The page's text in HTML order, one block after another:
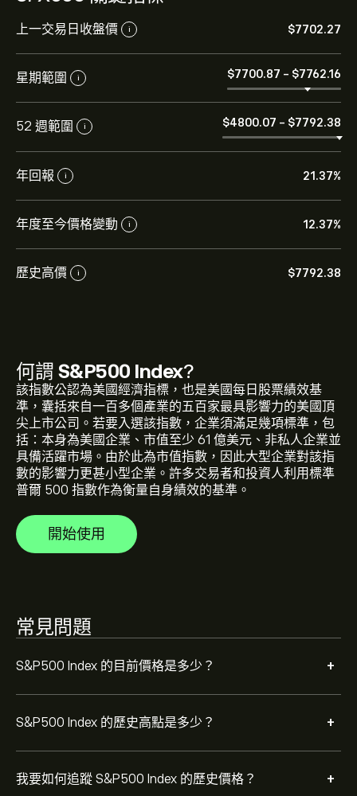
上一交易日收盤價 i ‎$‎7702.27
星期範圍 i ‎$‎7700.87 - ‎$‎7762.16
52 週範圍 i ‎$‎4800.07 - ‎$‎7792.38
年回報 i 21.37%
年度至今價格變動 i 12.37%
歷史高價 i ‎$‎7792.38
何謂 S&P500 Index?
該指數公認為美國經濟指標，也是美國每日股票績效基
準，囊括來自一百多個產業的五百家最具影響力的美國頂
尖上市公司。若要入選該指數，企業須滿足幾項標準，包
括：本身為美國企業、市值至少 61 億美元、非私人企業並
具備活躍市場。由於此為市值指數，因此大型企業對該指
數的影響力更甚小型企業。許多交易者和投資人利用標準
普爾 500 指數作為衡量自身績效的基準。
開始使用
常見問題
S&P500 Index 的目前價格是多少？ +
S&P500 Index 的歷史高點是多少？ +
S&P500 Index 的歷史高點是 ‎$‎7,792.38 美元
我要如何追蹤 S&P500 Index 的歷史價格？ +
選取 eToro 圖表上的「1D」或「1W」時間範圍，並縮小
以檢視S&P500 Index 的歷史價格變動。S&P500 Index 的
價格在過去一年內介於 ‎$‎1,344.15 之間。
若要購買 SPX500，請瀏覽 eToro 網站上的「"S&P500
Index (SPX500)"」頁面。在建立帳戶並存入資金後，請按
一下 [交易] 按鈕並決定要購買多少 S&P500 Index。您也
可以下單，在未來以特定價格購買 SPX500。